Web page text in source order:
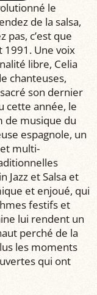
le
de la salsa,
pas, c’est que
1991. Une voix
libre, Celia
chanteuses,
son dernier
cette année, le
de musique du
espagnole, un
multi-
Jazz et Salsa et
et enjoué, qui
festifs et
lui rendent un
perché de la
les moments
qui ont